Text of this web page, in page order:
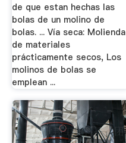
de que estan hechas las
bolas de un molino de
bolas. ... Vía seca: Molienda
de materiales
prácticamente secos, Los
molinos de bolas se
emplean ...